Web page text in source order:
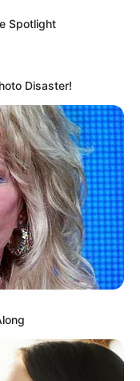
જ 3 દિવસથી પાણીમાં
આદેશ કોણે આપ્યો, પેલેટ
કોણે આપી? રાહુલ
લખ્યો
અમદાવાદના કોમ્પ્યુટર
Spotlight
Disaster!